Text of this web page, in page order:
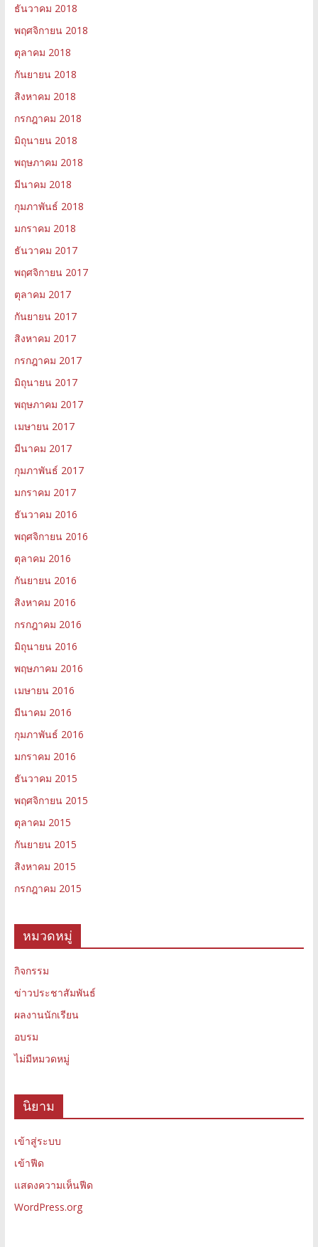
ธันวาคม 2018
พฤศจิกายน 2018
ตุลาคม 2018
กันยายน 2018
สิงหาคม 2018
กรกฎาคม 2018
มิถุนายน 2018
พฤษภาคม 2018
มีนาคม 2018
กุมภาพันธ์ 2018
มกราคม 2018
ธันวาคม 2017
พฤศจิกายน 2017
ตุลาคม 2017
กันยายน 2017
สิงหาคม 2017
กรกฎาคม 2017
มิถุนายน 2017
พฤษภาคม 2017
เมษายน 2017
มีนาคม 2017
กุมภาพันธ์ 2017
มกราคม 2017
ธันวาคม 2016
พฤศจิกายน 2016
ตุลาคม 2016
กันยายน 2016
สิงหาคม 2016
กรกฎาคม 2016
มิถุนายน 2016
พฤษภาคม 2016
เมษายน 2016
มีนาคม 2016
กุมภาพันธ์ 2016
มกราคม 2016
ธันวาคม 2015
พฤศจิกายน 2015
ตุลาคม 2015
กันยายน 2015
สิงหาคม 2015
กรกฎาคม 2015
หมวดหมู่
กิจกรรม
ข่าวประชาสัมพันธ์
ผลงานนักเรียน
อบรม
ไม่มีหมวดหมู่
นิยาม
เข้าสู่ระบบ
เข้าฟีด
แสดงความเห็นฟีด
WordPress.org